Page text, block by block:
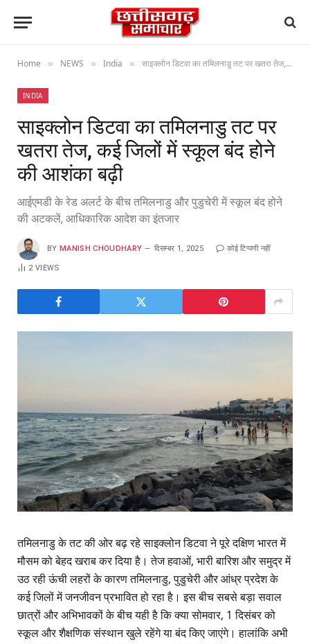
Home » NEWS » India » साइक्लोन डिटवा का तमिलनाडु तट पर खतरा तेज, कई जिलों में स्कूल बंद होने की आशंका बढ़ी
INDIA
साइक्लोन डिटवा का तमिलनाडु तट पर
खतरा तेज, कई जिलों में स्कूल बंद होने
की आशंका बढ़ी
आईएमडी के रेड अलर्ट के बीच तमिलनाडु और पुडुचेरी में स्कूल बंद होने
की अटकलें, आधिकारिक आदेश का इंतजार
BY MANISH CHOUDHARY दिसम्बर 1, 2025 कोई टिप्पणी नहीं
2VIEWS
तमिलनाडु के तट की ओर बढ़ रहे साइक्लोन डिटवा ने पूरे दक्षिण भारत में
मौसम को बेहद खराब कर दिया है। तेज हवाओं, भारी बारिश और समुद्र में
उठ रही ऊंची लहरों के कारण तमिलनाडु, पुडुचेरी और आंध्र प्रदेश के
कई जिलों में जनजीवन प्रभावित हो रहा है। इस बीच सबसे बड़ा सवाल
छात्रों और अभिभावकों के बीच यही है कि क्या सोमवार, 1 दिसंबर को
स्कूल और शैक्षणिक संस्थान खुले रहेंगे या बंद किए जाएंगे। हालांकि अभी